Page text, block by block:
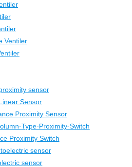
Ventiler
sensor
Sensor
Proximity Sensor
Type-Proximity-Switch
Proximity Switch
sensor
sensor